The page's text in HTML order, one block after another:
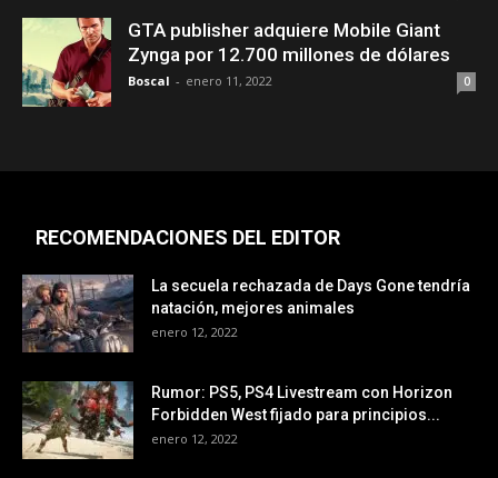
GTA publisher adquiere Mobile Giant
Zynga por 12.700 millones de dólares
Boscal - enero 11, 2022 0
RECOMENDACIONES DEL EDITOR
La secuela rechazada de Days Gone tendría
natación, mejores animales
enero 12, 2022
Rumor: PS5, PS4 Livestream con Horizon
Forbidden West fijado para principios...
enero 12, 2022